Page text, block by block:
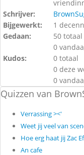
Schrijver:
Bijgewerkt:
1
Gedaan:
50 totaal
0
Kudos:
0 totaal
0 deze
0
Quizzen van
Verrassing ><'
Weet jij veel van
Hoe erg haat jij Zac
An cafe